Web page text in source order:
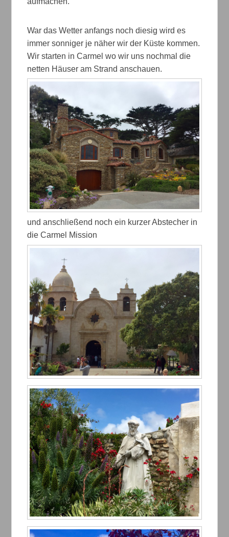
War das Wetter anfangs noch diesig wird es
immer sonniger je näher wir der Küste kommen.
Wir starten in Carmel wo wir uns nochmal die
netten Häuser am Strand anschauen.
und anschließend noch ein kurzer Abstecher in
die Carmel Mission